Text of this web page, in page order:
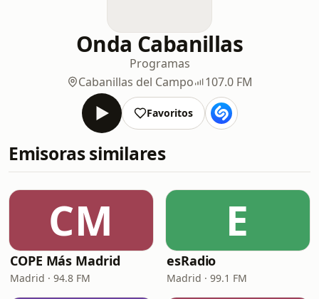
Onda Cabanillas
Programas
Cabanillas del Campo
107.0 FM
Favoritos
Emisoras similares
CM
COPE Más Madrid
Madrid · 94.8 FM
E
esRadio
Madrid · 99.1 FM